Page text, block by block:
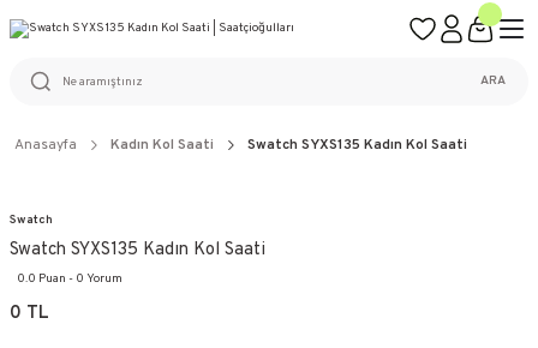
%100 ORİJİNAL ÜRÜN GARANTİSİ
ARA
Anasayfa Kadın Kol Saati Swatch SYXS135 Kadın Kol Saati
Swatch
Swatch SYXS135 Kadın Kol Saati
0.0 Puan - 0 Yorum
0 TL